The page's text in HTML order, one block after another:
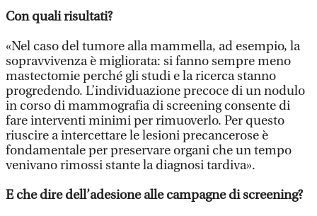
Con quali risultati?
«Nel caso del tumore alla mammella, ad esempio, la
sopravvivenza è migliorata: si fanno sempre meno
mastectomie perché gli studi e la ricerca stanno
progredendo. L’individuazione precoce di un nodulo
in corso di mammografia di screening consente di
fare interventi minimi per rimuoverlo. Per questo
riuscire a intercettare le lesioni precancerose è
fondamentale per preservare organi che un tempo
venivano rimossi stante la diagnosi tardiva».
E che dire dell’adesione alle campagne di screening?